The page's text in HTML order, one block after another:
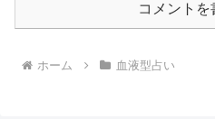
コメントを
ホーム 血液型占い